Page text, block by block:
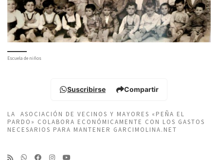
Escuela de niños
Suscribirse Compartir
LA ASOCIACIÓN DE VECINOS Y MAYORES «PEÑA EL
PARDO» COLABORA ECONÓMICAMENTE CON LOS GASTOS
NECESARIOS PARA MANTENER GARCIMOLINA.NET